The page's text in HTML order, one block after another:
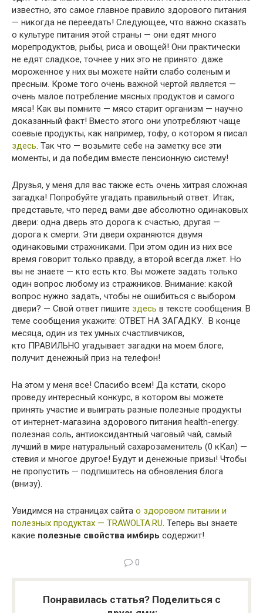
известно, это самое главное правило здорового питания
— никогда не переедать! Следующее, что важно сказать
о культуре питания этой страны — они едят много
морепродуктов, рыбы, риса и овощей! Они практически
не едят сладкое, точнее у них это не принято: даже
мороженное у них вы можете найти слабо соленым и
пресным. Кроме того очень важной чертой является —
очень малое потребление мясных продуктов и самого
мяса! Как вы помните — мясо старит организм — научно
доказанный факт! Вместо этого они употребляют чаще
соевые продукты, как например, тофу, о котором я писал
здесь. Так что — возьмите себе на заметку все эти
моменты, и да победим вместе пенсионную систему!
Друзья, у меня для вас также есть очень хитрая сложная
загадка! Попробуйте угадать правильный ответ. Итак,
представьте, что перед вами две абсолютно одинаковых
двери: одна дверь это дорога к счастью, другая —
дорога к смерти. Эти двери охраняются двумя
одинаковыми стражниками. При этом один из них все
время говорит только правду, а второй всегда лжет. Но
вы не знаете — кто есть кто. Вы можете задать только
один вопрос любому из стражников. Внимание: какой
вопрос нужно задать, чтобы не ошибиться с выбором
двери? — Свой ответ пишите здесь в тексте сообщения. В
теме сообщения укажите: ОТВЕТ НА ЗАГАДКУ. В конце
месяца, один из тех умных счастливчиков,
кто ПРАВИЛЬНО угадывает загадки на моем блоге,
получит денежный приз на телефон!
На этом у меня все! Спасибо всем! Да кстати, скоро
проведу интересный конкурс, в котором вы можете
принять участие и выиграть разные полезные продукты
от интернет-магазина здорового питания health-energy:
полезная соль, антиоксидантный чаговый чай, самый
лучший в мире натуральный сахарозаменитель (0 кКал) —
стевия и многое другое! Будут и денежные призы! Чтобы
не пропустить — подпишитесь на обновления блога
(внизу).
Увидимся на страницах сайта о здоровом питании и
полезных продуктах — TRAWOLTA.RU. Теперь вы знаете
какие полезные свойства имбирь содержит!
0
Понравилась статья? Поделиться с